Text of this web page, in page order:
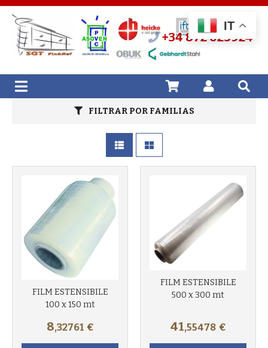
IT
+34 872 025924
FILTRAR POR FAMILIAS
FILM ESTENSIBILE
100 x 150 mt
8,32761 €
FILM ESTENSIBILE
500 x 300 mt
41,55478 €